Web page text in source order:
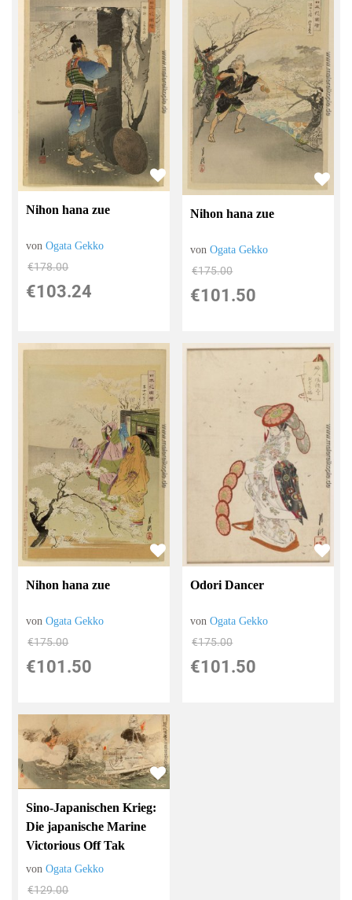
Nihon hana zue
vonOgata Gekko
€178.00
€103.24
Nihon hana zue
vonOgata Gekko
€175.00
€101.50
Nihon hana zue
vonOgata Gekko
€175.00
€101.50
Odori Dancer
vonOgata Gekko
€175.00
€101.50
Sino-Japanischen Krieg:
Die japanische Marine
Victorious Off Tak
vonOgata Gekko
€129.00